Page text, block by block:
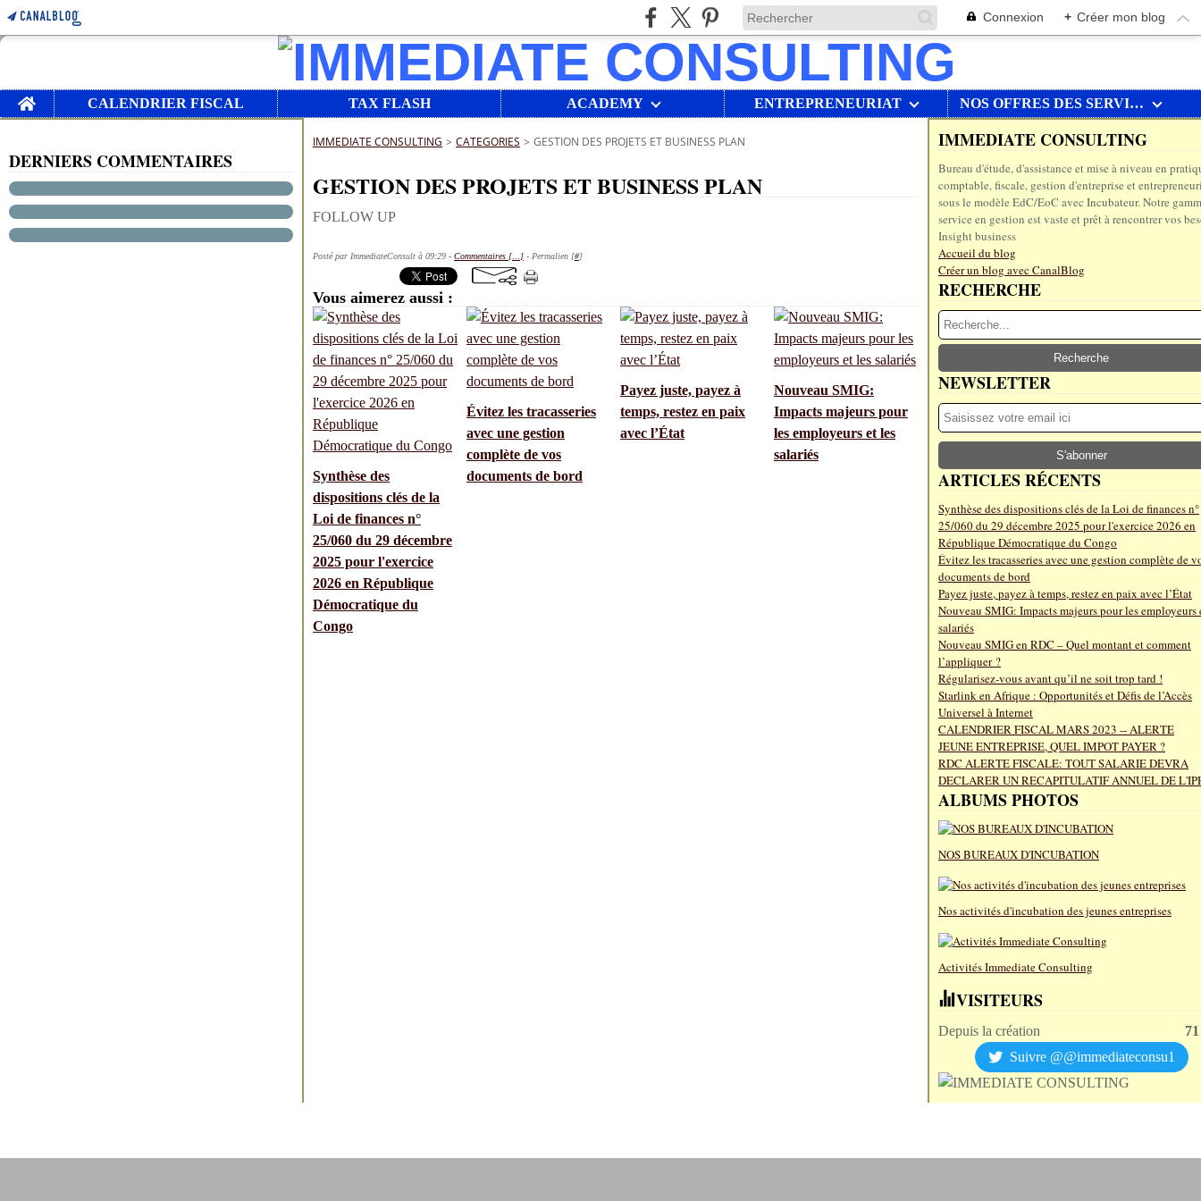
Connexion + Créer mon blog
Home CALENDRIER FISCAL TAX FLASH ACADEMY ENTREPRENEURIAT NOS OFFRES DES SERVICES
DERNIERS COMMENTAIRES
IMMEDIATE CONSULTING > CATEGORIES > GESTION DES PROJETS ET BUSINESS PLAN
GESTION DES PROJETS ET BUSINESS PLAN
FOLLOW UP
Posté par ImmediateConsult à 09:29 - Commentaires [ ] - Permalien [#]
Vous aimerez aussi :
Synthèse des
dispositions clés de la
Loi de finances n°
25/060 du 29 décembre
2025 pour l'exercice
2026 en République
Démocratique du
Congo
Évitez les tracasseries
avec une gestion
complète de vos
documents de bord
Payez juste, payez à
temps, restez en paix
avec l’État
Nouveau SMIG:
Impacts majeurs pour
les employeurs et les
salariés
IMMEDIATE CONSULTING
Bureau d'étude, d'assistance et mise à niveau en
comptable, fiscale, gestion d'entreprise et
sous le modèle EdC/EoC avec Incubateur. Notre
service en gestion est vaste et prêt à rencontrer vos
Insight business
Accueil du blog
Créer un blog avec CanalBlog
RECHERCHE
NEWSLETTER
ARTICLES RÉCENTS
Synthèse des dispositions clés de la Loi de finances n°
25/060 du 29 décembre 2025 pour l'exercice 2026 en
République Démocratique du Congo
Évitez les tracasseries avec une gestion complète de
documents de bord
Payez juste, payez à temps, restez en paix avec l’État
Nouveau SMIG: Impacts majeurs pour les employeurs
salariés
Nouveau SMIG en RDC – Quel montant et comment
l’appliquer ?
Régularisez-vous avant qu’il ne soit trop tard !
Starlink en Afrique : Opportunités et Défis de l’Accès
Universel à Internet
CALENDRIER FISCAL MARS 2023 -- ALERTE
JEUNE ENTREPRISE, QUEL IMPOT PAYER ?
RDC ALERTE FISCALE: TOUT SALARIE DEVRA
DECLARER UN RECAPITULATIF ANNUEL DE
ALBUMS PHOTOS
NOS BUREAUX D'INCUBATION
Nos activités d'incubation des jeunes entreprises
Activités Immediate Consulting
VISITEURS
Depuis la création
Suivre @@immediateconsu1